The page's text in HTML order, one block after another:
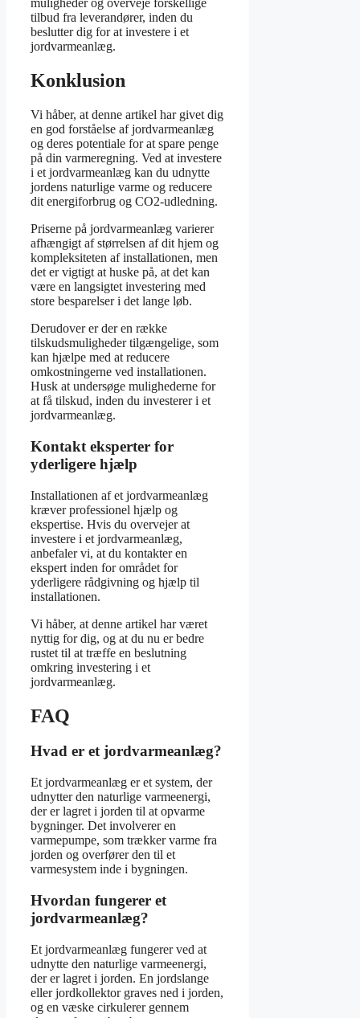
muligheder og overveje forskellige
tilbud fra leverandører, inden du
beslutter dig for at investere i et
jordvarmeanlæg.
Konklusion
Vi håber, at denne artikel har givet dig
en god forståelse af jordvarmeanlæg
og deres potentiale for at spare penge
på din varmeregning. Ved at investere
i et jordvarmeanlæg kan du udnytte
jordens naturlige varme og reducere
dit energiforbrug og CO2-udledning.
Priserne på jordvarmeanlæg varierer
afhængigt af størrelsen af dit hjem og
kompleksiteten af installationen, men
det er vigtigt at huske på, at det kan
være en langsigtet investering med
store besparelser i det lange løb.
Derudover er der en række
tilskudsmuligheder tilgængelige, som
kan hjælpe med at reducere
omkostningerne ved installationen.
Husk at undersøge mulighederne for
at få tilskud, inden du investerer i et
jordvarmeanlæg.
Kontakt eksperter for
yderligere hjælp
Installationen af et jordvarmeanlæg
kræver professionel hjælp og
ekspertise. Hvis du overvejer at
investere i et jordvarmeanlæg,
anbefaler vi, at du kontakter en
ekspert inden for området for
yderligere rådgivning og hjælp til
installationen.
Vi håber, at denne artikel har været
nyttig for dig, og at du nu er bedre
rustet til at træffe en beslutning
omkring investering i et
jordvarmeanlæg.
FAQ
Hvad er et jordvarmeanlæg?
Et jordvarmeanlæg er et system, der
udnytter den naturlige varmeenergi,
der er lagret i jorden til at opvarme
bygninger. Det involverer en
varmepumpe, som trækker varme fra
jorden og overfører den til et
varmesystem inde i bygningen.
Hvordan fungerer et
jordvarmeanlæg?
Et jordvarmeanlæg fungerer ved at
udnytte den naturlige varmeenergi,
der er lagret i jorden. En jordslange
eller jordkollektor graves ned i jorden,
og en væske cirkulerer gennem